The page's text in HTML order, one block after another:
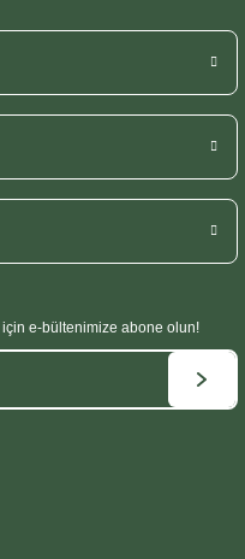
için e-bültenimize abone olun!